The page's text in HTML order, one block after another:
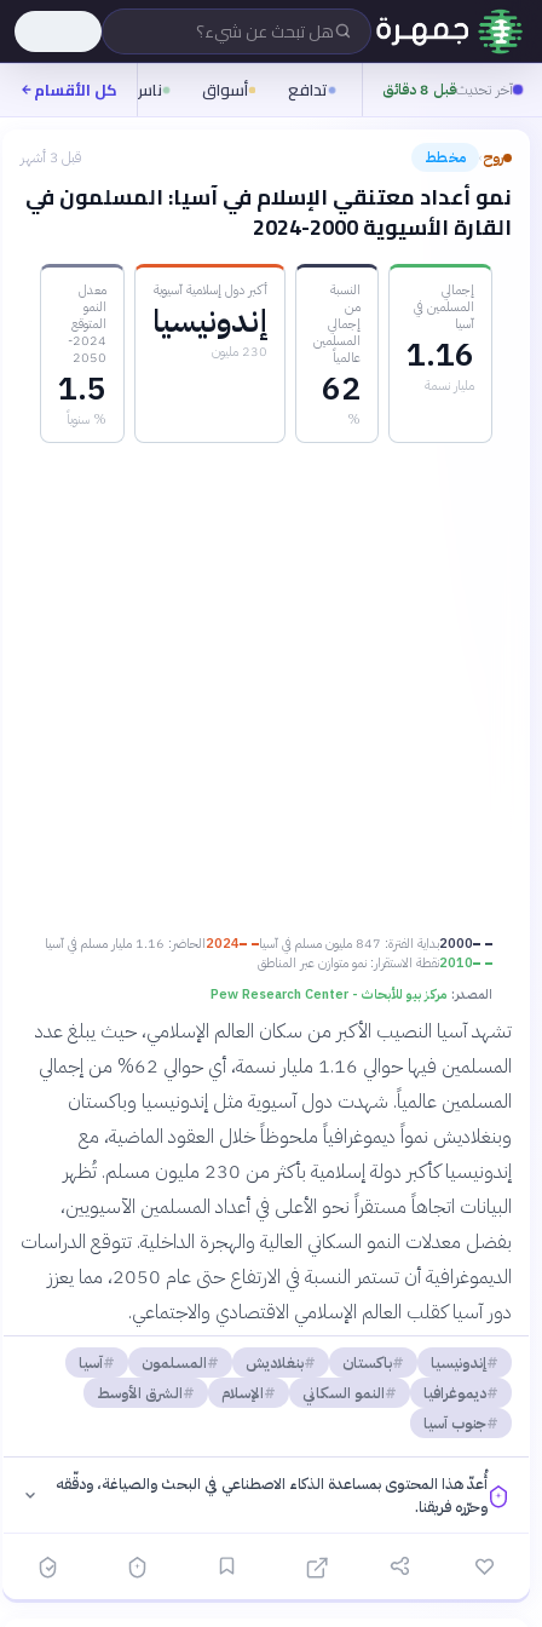
هل تبحث عن شيء؟
آخر تحديثقبل 8 دقائق تدافع أسواق ناس روح
كل الأقسام
روح› مخطط قبل 3 أشهر
نمو أعداد معتنقي الإسلام في آسيا: المسلمون في
القارة الأسيوية 2000-2024
إجمالي
المسلمين في
آسيا
1.16
مليار نسمة
النسبة
من
إجمالي
المسلمين
عالمياً
62
%
أكبر دول إسلامية آسيوية
إندونيسيا
230 مليون
معدل
النمو
المتوقع
2024-
2050
1.5
% سنوياً
2000بداية الفترة: 847 مليون مسلم في آسيا 2024الحاضر: 1.16 مليار مسلم في آسيا
2010نقطة الاستقرار: نمو متوازن عبر المناطق
المصدر: مركز بيو للأبحاث - Pew Research Center
تشهد آسيا النصيب الأكبر من سكان العالم الإسلامي، حيث يبلغ عدد
المسلمين فيها حوالي 1.16 مليار نسمة، أي حوالي 62% من إجمالي
المسلمين عالمياً. شهدت دول آسيوية مثل إندونيسيا وباكستان
وبنغلاديش نمواً ديموغرافياً ملحوظاً خلال العقود الماضية، مع
إندونيسيا كأكبر دولة إسلامية بأكثر من 230 مليون مسلم. تُظهر
البيانات اتجاهاً مستقراً نحو الأعلى في أعداد المسلمين الآسيويين،
بفضل معدلات النمو السكاني العالية والهجرة الداخلية. تتوقع الدراسات
الديموغرافية أن تستمر النسبة في الارتفاع حتى عام 2050، مما يعزز
دور آسيا كقلب العالم الإسلامي الاقتصادي والاجتماعي.
إندونيسيا باكستان بنغلاديش المسلمون
آسيا
ديموغرافيا
النمو السكاني الإسلام
الشرق الأوسط
جنوب آسيا
أُعدّ هذا المحتوى بمساعدة الذكاء الاصطناعي في البحث والصياغة، ودقّقه
وحرّره فريقنا.